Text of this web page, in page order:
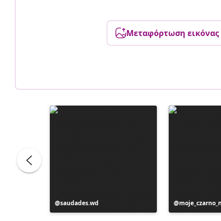
Μεταφόρτωση εικόνας
Η
ανάρτηση
saudades.wd
Η
ανάρτηση